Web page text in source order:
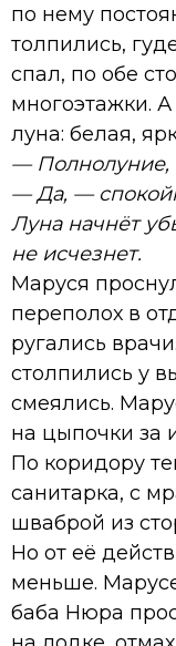
по нему
толпились,
спал, по обе
многоэтажки.
луна: белая,
— Полнолуние,
— Да, —
Луна начнёт
не исчезнет.
Маруся
переполох в
ругались
столпились у
смеялись.
на цыпочки за
По коридору
санитарка, с
шваброй из
Но от еë
меньше.
баба Нюра